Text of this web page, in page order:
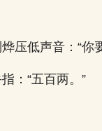
压低声音：“你
：“五百两。”